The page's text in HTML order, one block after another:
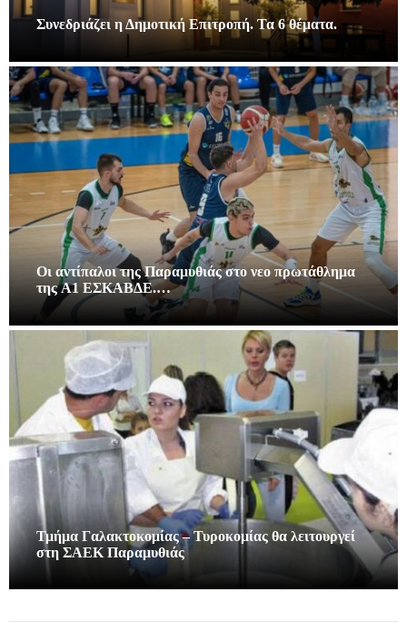
Συνεδριάζει η Δημοτική Επιτροπή. Τα 6 θέματα.
Οι αντίπαλοι της Παραμυθιάς στο νεο πρωτάθλημα
της A1 ΕΣΚΑΒΔΕ.…
Τμήμα Γαλακτοκομίας – Τυροκομίας θα λειτουργεί
στη ΣΑΕΚ Παραμυθιάς